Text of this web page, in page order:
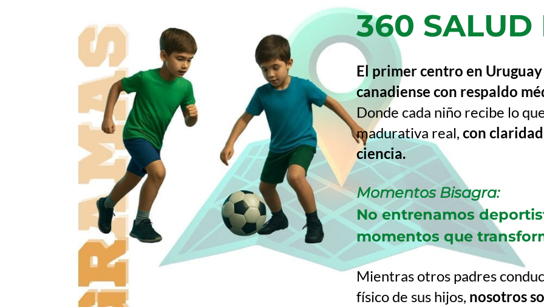
360 SALUD
El primer centro en
canadiense con respaldo
Donde cada niño recibe lo
madurativa real, con
ciencia.
Momentos Bisagra:
No entrenamos
momentos que
Mientras otros padres
físico de sus hijos, nosotros